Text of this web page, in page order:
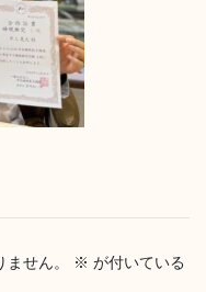
せん。 ※ が付いている